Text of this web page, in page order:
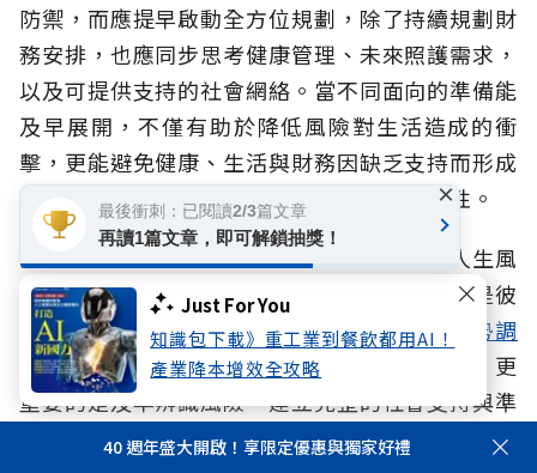
Just For You
知識包下載》重工業到餐飲都用AI！
產業降本增效全攻略
防禦，而應提早啟動全方位規劃，除了持續規劃財
務安排，也應同步思考健康管理、未來照護需求，
以及可提供支持的社會網絡。當不同面向的準備能
及早展開，不僅有助於降低風險對生活造成的衝
擊，更能避免健康、生活與財務因缺乏支持而形成
連鎖影響，提升面對不同人生階段挑戰的韌性。
面對超高齡社會、少子化與家庭結構改變，人生風
險早已不是生理、心理、財務的單一課題，而是彼
此交織的整體挑戰。本次《2026人生風險趨勢調
查報告》提醒我們，除了落實保障與財務規劃，更
重要的是及早辨識風險、建立完整的社會支持與準
備能力。當風險意識、退休準備與行動同步提升，
40 週年盛大開啟！享限定優惠與獨家好禮
最後衝刺：已閱讀2/3篇文章
再讀1篇文章，即可解鎖抽獎！
×